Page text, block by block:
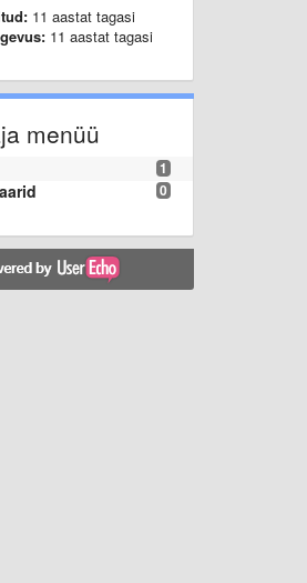
11 aastat tagasi
11 aastat tagasi
menüü
1
0